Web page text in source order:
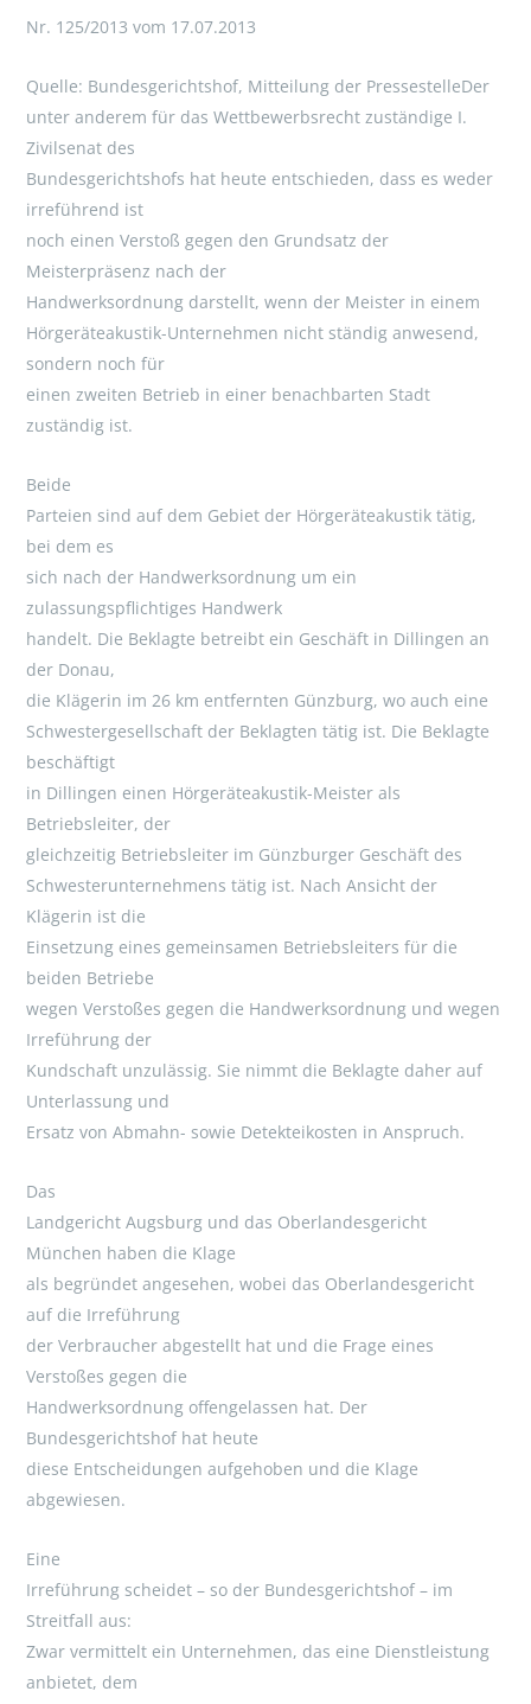
Nr. 125/2013 vom 17.07.2013
Quelle: Bundesgerichtshof, Mitteilung der PressestelleDer
unter anderem für das Wettbewerbsrecht zuständige I.
Zivilsenat des
Bundesgerichtshofs hat heute entschieden, dass es weder
irreführend ist
noch einen Verstoß gegen den Grundsatz der
Meisterpräsenz nach der
Handwerksordnung darstellt, wenn der Meister in einem
Hörgeräteakustik-Unternehmen nicht ständig anwesend,
sondern noch für
einen zweiten Betrieb in einer benachbarten Stadt
zuständig ist.
Beide
Parteien sind auf dem Gebiet der Hörgeräteakustik tätig,
bei dem es
sich nach der Handwerksordnung um ein
zulassungspflichtiges Handwerk
handelt. Die Beklagte betreibt ein Geschäft in Dillingen an
der Donau,
die Klägerin im 26 km entfernten Günzburg, wo auch eine
Schwestergesellschaft der Beklagten tätig ist. Die Beklagte
beschäftigt
in Dillingen einen Hörgeräteakustik-Meister als
Betriebsleiter, der
gleichzeitig Betriebsleiter im Günzburger Geschäft des
Schwesterunternehmens tätig ist. Nach Ansicht der
Klägerin ist die
Einsetzung eines gemeinsamen Betriebsleiters für die
beiden Betriebe
wegen Verstoßes gegen die Handwerksordnung und wegen
Irreführung der
Kundschaft unzulässig. Sie nimmt die Beklagte daher auf
Unterlassung und
Ersatz von Abmahn- sowie Detekteikosten in Anspruch.
Das
Landgericht Augsburg und das Oberlandesgericht
München haben die Klage
als begründet angesehen, wobei das Oberlandesgericht
auf die Irreführung
der Verbraucher abgestellt hat und die Frage eines
Verstoßes gegen die
Handwerksordnung offengelassen hat. Der
Bundesgerichtshof hat heute
diese Entscheidungen aufgehoben und die Klage
abgewiesen.
Eine
Irreführung scheidet – so der Bundesgerichtshof – im
Streitfall aus:
Zwar vermittelt ein Unternehmen, das eine Dienstleistung
anbietet, dem